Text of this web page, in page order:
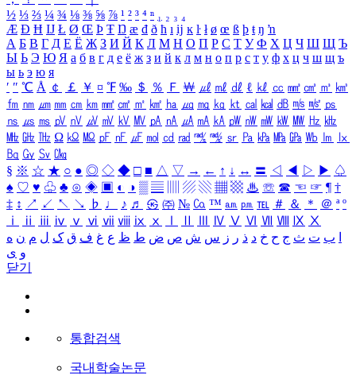
½ ⅓ ⅔ ¼ ¾ ⅛ ⅜ ⅝ ⅞ ¹ ² ³ ⁴ ⁿ ₁ ₂ ₃ ₄
Æ Ð Ħ Ĳ Ł Ø Œ Þ Ŧ Ŋ æ đ ð ħ ı ĳ ĸ ŀ ł ø œ ß þ ŧ ŋ ŉ
А Б В Г Д Е Ё Ж З И Й К Л М Н О П Р С Т У Ф Х Ц Ч Ш Щ Ъ
Ы Ь Э Ю Я а б в г д е ё ж з и й к л м н о п р с т у ф х ц ч ш щ ъ
ы ь э ю я
′ ″ ℃ Å ￠ ￡ ￥ ¤ ℉ ‰ ＄ ％ Ｆ ￦ ㎕ ㎖ ㎗ ℓ ㎘ ㏄ ㎣ ㎤ ㎥ ㎦
㎙ ㎚ ㎛ ㎜ ㎝ ㎞ ㎟ ㎠ ㎡ ㎢ ㏊ ㎍ ㎎ ㎏ ㏏ ㎈ ㎉ ㏈ ㎧ ㎨ ㎰
㎱ ㎲ ㎳ ㎴ ㎵ ㎶ ㎷ ㎸ ㎹ ㎀ ㎁ ㎂ ㎃ ㎄ ㎺ ㎻ ㎽ ㎾ ㎿ ㎐ ㎑
㎒ ㎓ ㎔ Ω ㏀ ㏁ ㎊ ㎋ ㎌ ㏖ ㏅ ㎭ ㎮ ㎯ ㏛ ㎩ ㎪ ㎫ ㎬ ㏝ ㏐
㏓
㏃ ㏉ ㏜ ㏆
§ ※ ☆ ★ ○ ● ◎ ◇ ◆ □ ■ △ ▽ → ← ↑ ↓ ↔ 〓 ◁ ◀ ▷ ▶ ♤
♠ ♡ ♥ ♧ ♣ ⊙ ◈ ▣ ◐ ◑ ▒ ▤ ▨ ▧ ▦ ▩ ♨ ☏ ☎ ☜ ☞ ¶ †
‡ ↕ ↗ ↙ ↖ ↘ ♭ ♩ ♪ ♬ ㉿ ㈜ № ㏇ ™ ㏂ ㏘ ℡ ＃ ＆ ＊ ＠ ª º
ⅰ
ⅱ ⅲ ⅳ ⅴ ⅵ ⅶ ⅷ ⅸ ⅹ Ⅳ Ⅴ Ⅵ Ⅶ Ⅷ Ⅸ Ⅹ
ب ت ث ج ح خ د ذ ر ز س ش ص ض ط ظ ع غ ف ق ک ل م ن ه
و ی
닫기
통합검색
국내학술논문